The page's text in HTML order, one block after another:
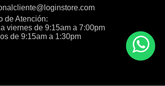
de Atención:
viernes de 9:15am a 7:00pm
de 9:15am a 1:30pm